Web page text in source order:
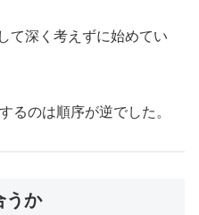
て深く考えずに始めてい
るのは順序が逆でした。
うか